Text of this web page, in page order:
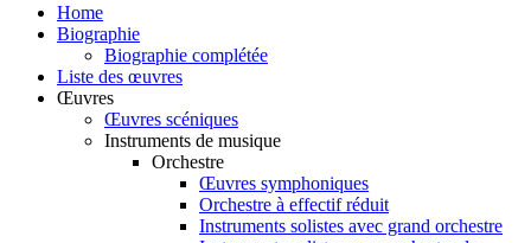
Home
Biographie
Biographie complétée
Liste des œuvres
Œuvres
Œuvres scéniques
Instruments de musique
Orchestre
Œuvres symphoniques
Orchestre à effectif réduit
Instruments solistes avec grand orchestre